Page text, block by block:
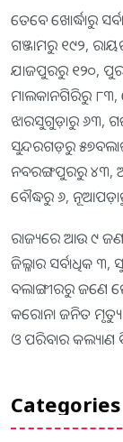
ତେବେ ଖୋର୍ଦ୍ଧାରୁ
ଗଞ୍ଜାମରୁ ୧୯୨,
ଯାଜପୁରରୁ ୧୨୦,
ମାଲକାନଗିରିରୁ ୮୩,
ଝାରସୁଗୁଡ଼ାରୁ ୬୩,
ସୁନ୍ଦରଗଡ଼ରୁ
ନବରଙ୍ଗପୁରରୁ ୪୩,
ବୌଦ୍ଧରୁ ୬,
ରାଜ୍ୟରେ ଆଉ ୯ ଜଣ
ଜିଲ୍ଳାର ସର୍ବାଧିକ
ବଲାଙ୍ଗୀରରୁ ଜଣେ
କରୋନା ଜନିତ ମୃତ୍ୟୁ
ଓ ପରିବାର କଲ୍ୟାଣ
Categories